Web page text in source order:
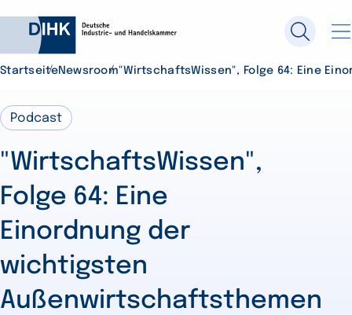
StartseiteNewsroom"WirtschaftsWissen", Folge 64: Eine
Podcast
"WirtschaftsWissen",
Folge 64: Eine
Einordnung der
wichtigsten
Außenwirtschaftsthemen